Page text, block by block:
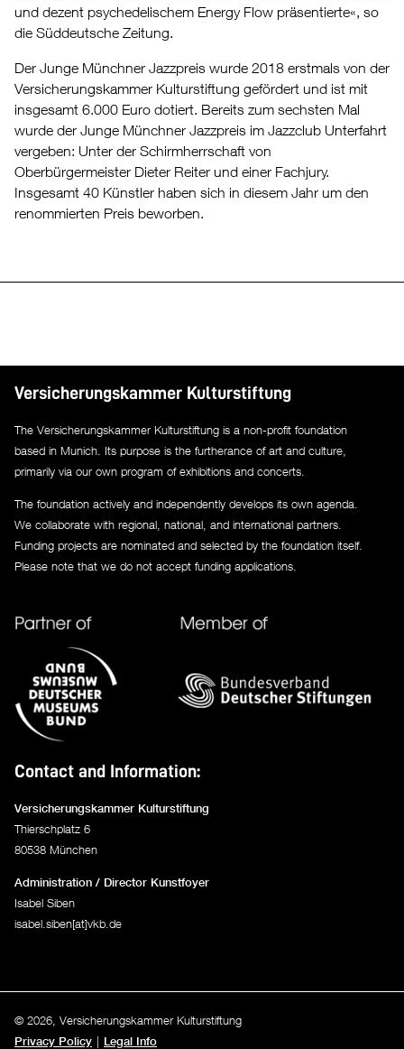
und dezent psychedelischem Energy Flow präsentierte«, so
die Süddeutsche Zeitung.
Der Junge Münchner Jazzpreis wurde 2018 erstmals von der
Versicherungskammer Kulturstiftung gefördert und ist mit
insgesamt 6.000 Euro dotiert. Bereits zum sechsten Mal
wurde der Junge Münchner Jazzpreis im Jazzclub Unterfahrt
vergeben: Unter der Schirmherrschaft von
Oberbürgermeister Dieter Reiter und einer Fachjury.
Insgesamt 40 Künstler haben sich in diesem Jahr um den
renommierten Preis beworben.
Versicherungskammer Kulturstiftung
The Versicherungskammer Kulturstiftung is a non-profit foundation
based in Munich. Its purpose is the furtherance of art and culture,
primarily via our own program of exhibitions and concerts.
The foundation actively and independently develops its own agenda.
We collaborate with regional, national, and international partners.
Funding projects are nominated and selected by the foundation itself.
Please note that we do not accept funding applications.
Contact and Information:
Versicherungskammer Kulturstiftung
Thierschplatz 6
80538 München
Administration / Director Kunstfoyer
Isabel Siben
isabel.siben[at]vkb.de
© 2026, Versicherungskammer Kulturstiftung
Privacy Policy Legal Info